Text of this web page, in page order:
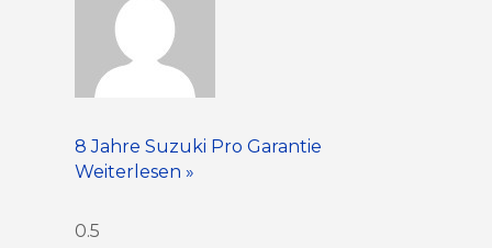
8 Jahre Suzuki Pro Garantie
Weiterlesen »